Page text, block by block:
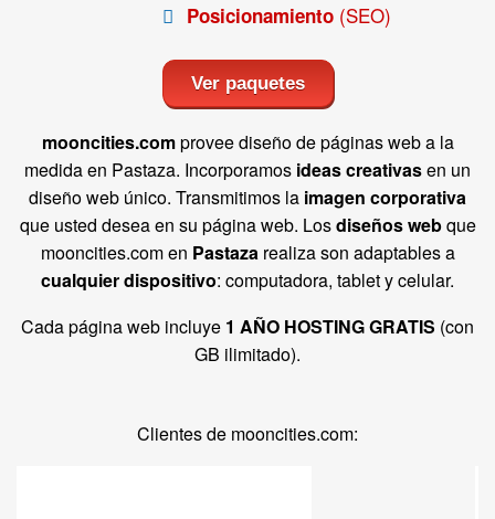
Posicionamiento(SEO)
Ver paquetes
mooncities.comprovee diseño de páginas web a la
medida en Pastaza. Incorporamos ideas creativasen un
diseño web único. Transmitimos la imagen corporativa
que usted desea en su página web. Losdiseños webque
mooncities.com en Pastazarealiza son adaptables a
cualquier dispositivo: computadora, tablet y celular.
Cada página web incluye 1 AÑO HOSTING GRATIS (con
GB ilimitado).
Clientes de mooncities.com: